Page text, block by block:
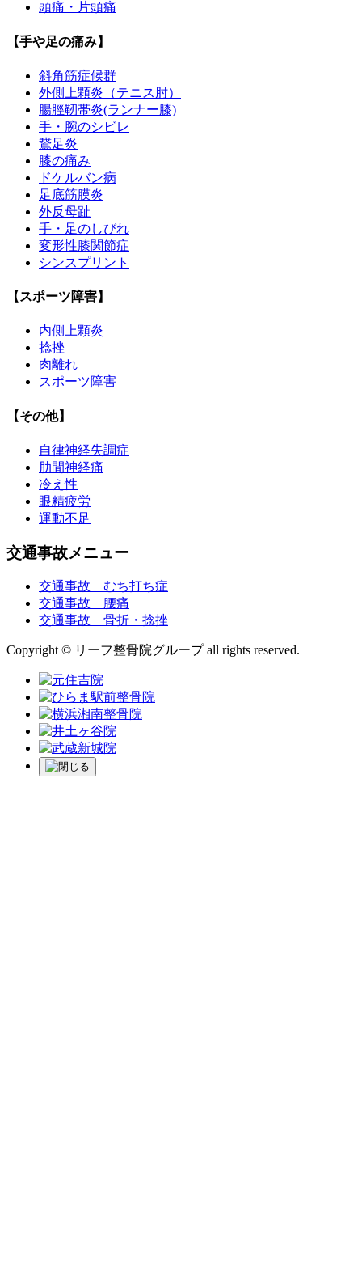
頭痛・片頭痛
【手や足の痛み】
斜角筋症候群
外側上顆炎（テニス肘）
腸脛靭帯炎(ランナー膝)
手・腕のシビレ
鵞足炎
膝の痛み
ドケルバン病
足底筋膜炎
外反母趾
手・足のしびれ
変形性膝関節症
シンスプリント
【スポーツ障害】
内側上顆炎
捻挫
肉離れ
スポーツ障害
【その他】
自律神経失調症
肋間神経痛
冷え性
眼精疲労
運動不足
交通事故メニュー
交通事故 むち打ち症
交通事故 腰痛
交通事故 骨折・捻挫
Copyright © リーフ整骨院グループ all rights reserved.